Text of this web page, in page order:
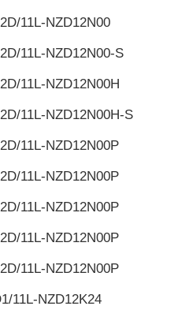
11L-NZD12N00
11L-NZD12N00-S
11L-NZD12N00H
11L-NZD12N00H-S
11L-NZD12N00P
11L-NZD12N00P
11L-NZD12N00P
11L-NZD12N00P
11L-NZD12N00P
11L-NZD12K24